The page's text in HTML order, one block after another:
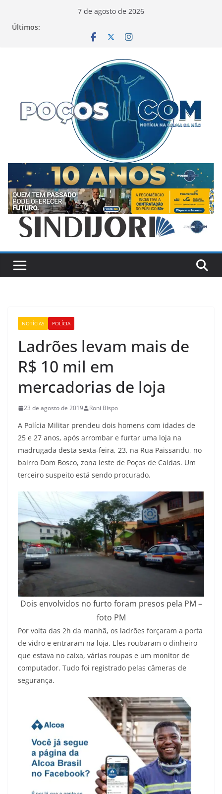
7 de agosto de 2026
Últimos:
NOTÍCIAS POLÍCIA
Ladrões levam mais de
R$ 10 mil em
mercadorias de loja
23 de agosto de 2019 Roni Bispo
A Polícia Militar prendeu dois homens com idades de
25 e 27 anos, após arrombar e furtar uma loja na
madrugada desta sexta-feira, 23, na Rua Paissandu, no
bairro Dom Bosco, zona leste de Poços de Caldas. Um
terceiro suspeito está sendo procurado.
Dois envolvidos no furto foram presos pela PM –
foto PM
Por volta das 2h da manhã, os ladrões forçaram a porta
de vidro e entraram na loja. Eles roubaram o dinheiro
que estava no caixa, várias roupas e um monitor de
computador. Tudo foi registrado pelas câmeras de
segurança.